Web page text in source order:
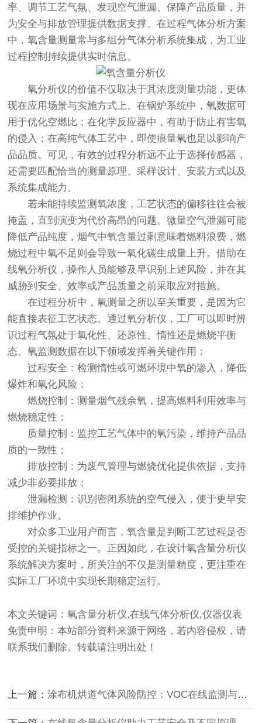
率、调节工艺气氛、发现空气泄漏、保障产品质量，并
为安全与排放管理提供数据支撑。在过程气体分析方案
中，氧含量测量常与多组分气体分析系统集成，为工业
过程控制持续提供实时信息。
氧分析仪的价值不仅取决于其浓度测量功能，更体
现在应用场景与实施方式上。在锅炉系统中，氧数据可
用于优化空燃比；在化学反应器中，有助于防止有害氧
的侵入；在高纯气体工艺中，即使痕量氧也足以影响产
品品质。可见，有效的过程分析远不止于选择传感器，
还需要匹配恰当的测量原理、采样设计、安装方式以及
系统集成能力。
若未能持续监测氧浓度，工艺状态的偏移往往会被
掩盖，直到演变为代价高昂的问题。微量空气泄漏可能
降低产品纯度，烟气中氧含量过剩意味着燃料浪费，燃
烧过程中氧不足则会导致一氧化碳生成量上升。借助在
线氧分析仪，操作人员能够及早识别上述风险，并在其
威胁到安全、效率或产品质量之前采取应对措施。
在过程分析中，氧测量之所以至关重要，是因为它
能直接表征工艺状态。通过氧分析仪，工厂可以即时辨
识过程气氛处于氧化性、还原性、惰性还是燃烧平衡
态。氧监测数据在以下领域发挥着关键作用：
过程安全：检测惰性或可燃环境中氧的渗入，降低
爆炸和氧化风险；
燃烧控制：测量烟气残余氧，提高燃料利用效率与
燃烧稳定性；
质量控制：监控工艺气体中的氧污染，维持产品品
质的一致性；
排放控制：为废气管理与燃烧优化提供依据，支持
减少非必要排放；
泄漏检测：识别密闭系统的空气侵入，便于更早安
排维护作业。
对众多工业用户而言，氧含量是判断工艺过程是否
受控的关键指标之一。正因如此，在设计氧含量分析仪
系统解决方案时，所关注的不仅是测量精度，更注重在
实际工厂环境中实现长期稳定运行。
本文关键词：氧含量分析仪,在线气体分析仪,仪器仪表
免责申明：本站部分资料来源于网络，若内容侵权，请
联系我们删除。转载请注明出处！
上一篇：涂布机烘道气体风险防控：VOC在线监测与可燃气体检测的协同应用